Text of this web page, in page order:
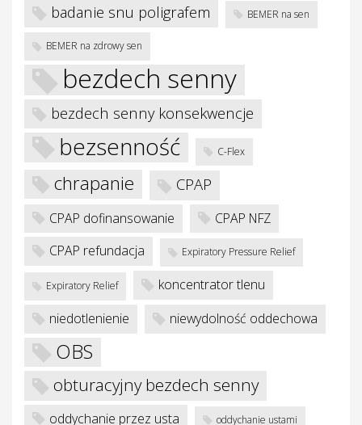
badanie snu poligrafem BEMER na sen
BEMER na zdrowy sen
bezdech senny
bezdech senny konsekwencje
bezsenność C-Flex
chrapanie CPAP
CPAP dofinansowanie
CPAP NFZ
CPAP refundacja
Expiratory Pressure Relief
Expiratory Relief
koncentrator tlenu
niedotlenienie
niewydolność oddechowa
OBS
obturacyjny bezdech senny
oddychanie przez usta oddychanie ustami